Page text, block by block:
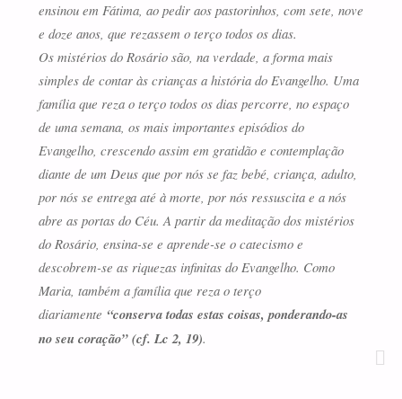
ensinou em Fátima, ao pedir aos pastorinhos, com sete, nove
e doze anos, que rezassem o terço todos os dias.
Os mistérios do Rosário são, na verdade, a forma mais
simples de contar às crianças a história do Evangelho. Uma
família que reza o terço todos os dias percorre, no espaço
de uma semana, os mais importantes episódios do
Evangelho, crescendo assim em gratidão e contemplação
diante de um Deus que por nós se faz bebé, criança, adulto,
por nós se entrega até à morte, por nós ressuscita e a nós
abre as portas do Céu. A partir da meditação dos mistérios
do Rosário, ensina-se e aprende-se o catecismo e
descobrem-se as riquezas infinitas do Evangelho. Como
Maria, também a família que reza o terço
diariamente “conserva todas estas coisas, ponderando-as
no seu coração”(cf. Lc 2, 19).